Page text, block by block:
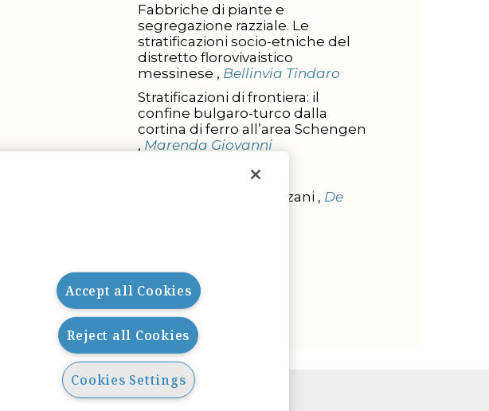
Fabbriche di piante e
segregazione razziale. Le
stratificazioni socio-etniche del
distretto florovivaistico
messinese , Bellinvia Tindaro
Stratificazioni di frontiera: il
confine bulgaro-turco dalla
cortina di ferro all’area Schengen
, Marenda Giovanni
Intervista a Ada Cavazzani , De
Accept all Cookies
Reject all Cookies
Cookies Settings